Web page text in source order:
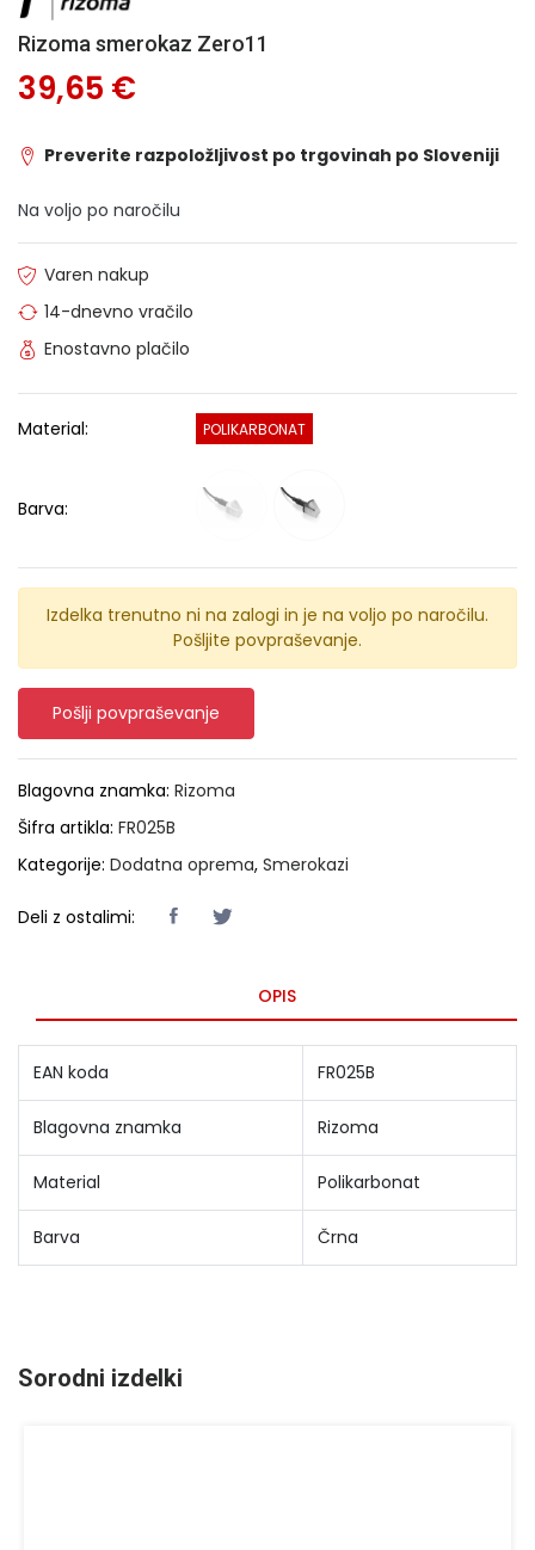
Rizoma smerokaz Zero11
39,65 €
Preverite razpoložljivost po trgovinah po Sloveniji
Na voljo po naročilu
Varen nakup
14-dnevno vračilo
Enostavno plačilo
Material: POLIKARBONAT
Barva:
Izdelka trenutno ni na zalogi in je na voljo po naročilu.
Pošljite povpraševanje.
Pošlji povpraševanje
Blagovna znamka: Rizoma
Šifra artikla: FR025B
Kategorije: Dodatna oprema, Smerokazi
Deli z ostalimi:
OPIS
EAN koda FR025B
Blagovna znamka Rizoma
Material Polikarbonat
Barva Črna
Sorodni izdelki